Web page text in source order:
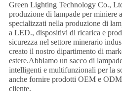
Green Lighting Technology Co.,
produzione di lampade per miniere
specializzati nella produzione di
a LED., dispositivi di ricarica e
sicurezza nel settore minerario
creato il nostro dipartimento di
estere.Abbiamo un sacco di
intelligenti e multifunzionali per la
anche fornire prodotti OEM e ODM
cliente.